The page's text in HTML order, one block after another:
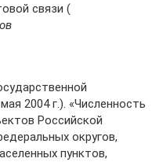
связи (
2004 г.). «Численность
Российской
округов,
пунктов,